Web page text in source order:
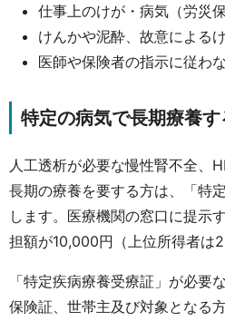
仕事上のけが・病気（労災
けんかや泥酔、故意による
医師や保険者の指示に従わ
特定の病気で長期療養す
人工透析が必要な慢性腎不全、
長期の療養を要する方は、「特
します。医療機関の窓口に提示
担額が10,000円（上位所得者は
「特定疾病療養受療証」が必要
保険証、世帯主及び対象となる